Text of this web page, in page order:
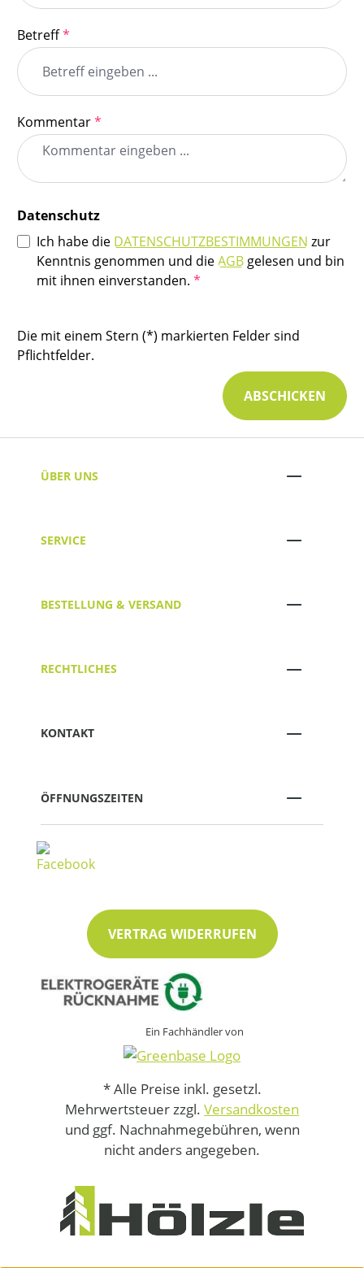
Betreff*
Kommentar*
Datenschutz
Ich habe die DATENSCHUTZBESTIMMUNGEN zur
Kenntnis genommen und die AGB gelesen und bin
mit ihnen einverstanden. *
Die mit einem Stern (*) markierten Felder sind
Pflichtfelder.
ABSCHICKEN
ÜBER UNS
SERVICE
BESTELLUNG & VERSAND
RECHTLICHES
KONTAKT
ÖFFNUNGSZEITEN
VERTRAG WIDERRUFEN
Ein Fachhändler von
* Alle Preise inkl. gesetzl.
Mehrwertsteuer zzgl. Versandkosten
und ggf. Nachnahmegebühren, wenn
nicht anders angegeben.